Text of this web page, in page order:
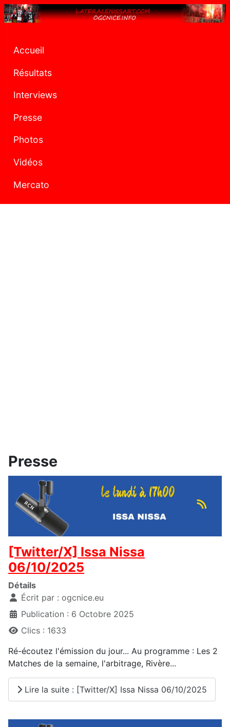
Accueil
Résultats
Interviews
Presse
Photos
Vidéos
Mercato
Presse
[Twitter/X] Issa Nissa
06/10/2025
Détails
Écrit par : ogcnice.eu
Publication : 6 Octobre 2025
Clics : 1633
Ré-écoutez l'émission du jour... Au programme : Les 2
Matches de la semaine, l'arbitrage, Rivère...
Lire la suite : [Twitter/X] Issa Nissa 06/10/2025